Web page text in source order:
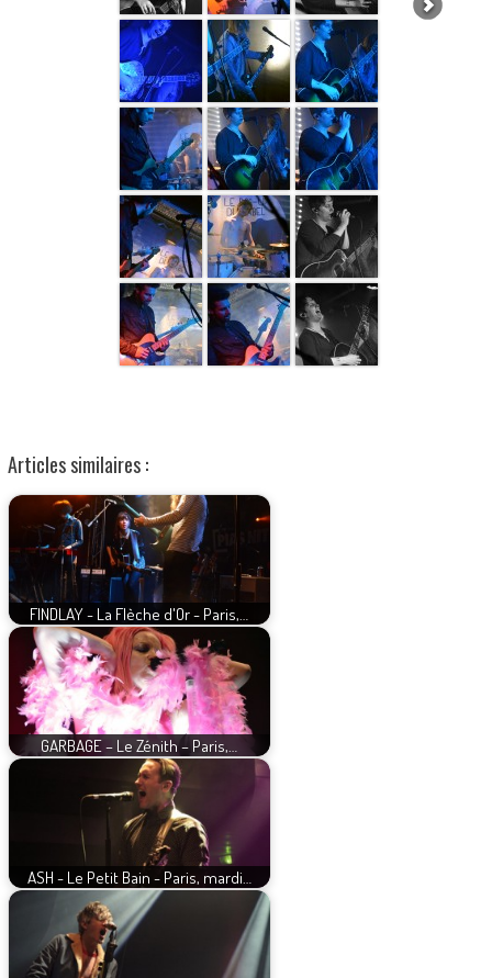
Articles similaires :
FINDLAY - La Flèche d'Or - Paris,…
GARBAGE – Le Zénith – Paris,…
ASH - Le Petit Bain - Paris, mardi…